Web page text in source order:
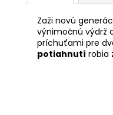
Zaži novú
výnimočnú výdrž
príchuťami pre
potiahnutí robia